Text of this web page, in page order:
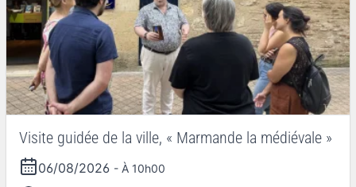
Visite guidée de la ville, « Marmande la médiévale »
06/08/2026 - À 10h00